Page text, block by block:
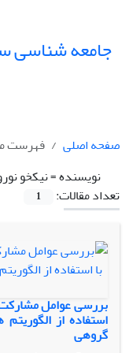
جامعه شناسی
صفحه اصلی
فهرست
نویسنده =نیکخو
تعداد مقالات:
1
بررسی عوامل مشارکت
استفاده از
گروهی